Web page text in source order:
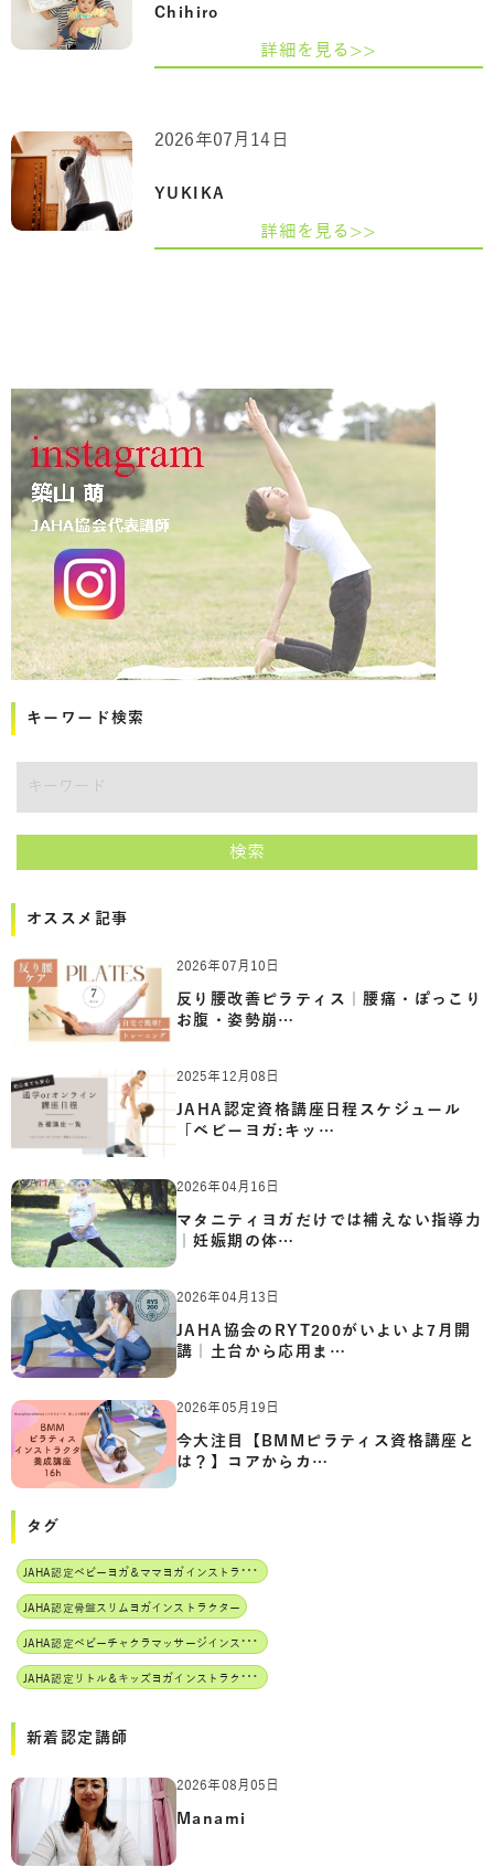
Chihiro
詳細を見る>>
YUKIKA
2026年07月14日
詳細を見る>>
キーワード検索
検索
オススメ記事
2026年07月10日
反り腰改善ピラティス｜腰痛・ぽっこり
お腹・姿勢崩…
2025年12月08日
JAHA認定資格講座日程スケジュール
「ベビーヨガ:キッ…
2026年04月16日
マタニティヨガだけでは補えない指導力
｜妊娠期の体…
2026年04月13日
JAHA協会のRYT200がいよいよ7月開
講｜土台から応用ま…
2026年05月19日
今大注目【BMMピラティス資格講座と
は？】コアからカ…
タグ
J
AHA認定ベビーヨガ＆ママヨガインストラクター
JAHA認定骨盤スリムヨガインストラクター
J
AHA認定ベビーチャクラマッサージインストラクター
J
AHA認定リトル＆キッズヨガインストラクター
新着認定講師
2026年08月05日
Manami